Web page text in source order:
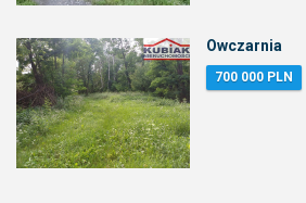
Owczarnia
700 000 PLN